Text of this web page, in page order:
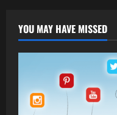
YOU MAY HAVE MISSED